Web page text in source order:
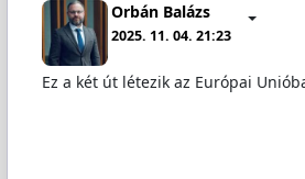
Orbán Balázs
2025. 11. 04. 21:23
Ez a két út létezik az Európai